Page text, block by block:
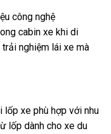
công nghệ
cabin xe khi di
nghiệm lái xe mà
xe phù hợp với nhu
lốp dành cho xe du